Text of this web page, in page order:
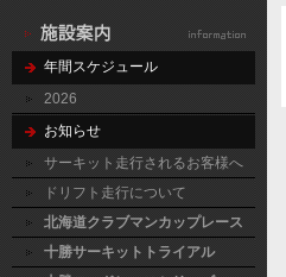
年間スケジュール
2026
お知らせ
サーキット走行されるお客様へ
ドリフト走行について
北海道クラブマンカップレース
十勝サーキットトライアル